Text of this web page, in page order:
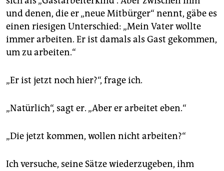
und denen, die er „neue Mitbürger“ nennt, gäbe es
einen riesigen Unterschied: „Mein Vater wollte
immer arbeiten. Er ist damals als Gast gekommen,
um zu arbeiten.“
„Er ist jetzt noch hier?“, frage ich.
„Natürlich“, sagt er. „Aber er arbeitet eben.“
„Die jetzt kommen, wollen nicht arbeiten?“
Ich versuche, seine Sätze wiederzugeben, ihm